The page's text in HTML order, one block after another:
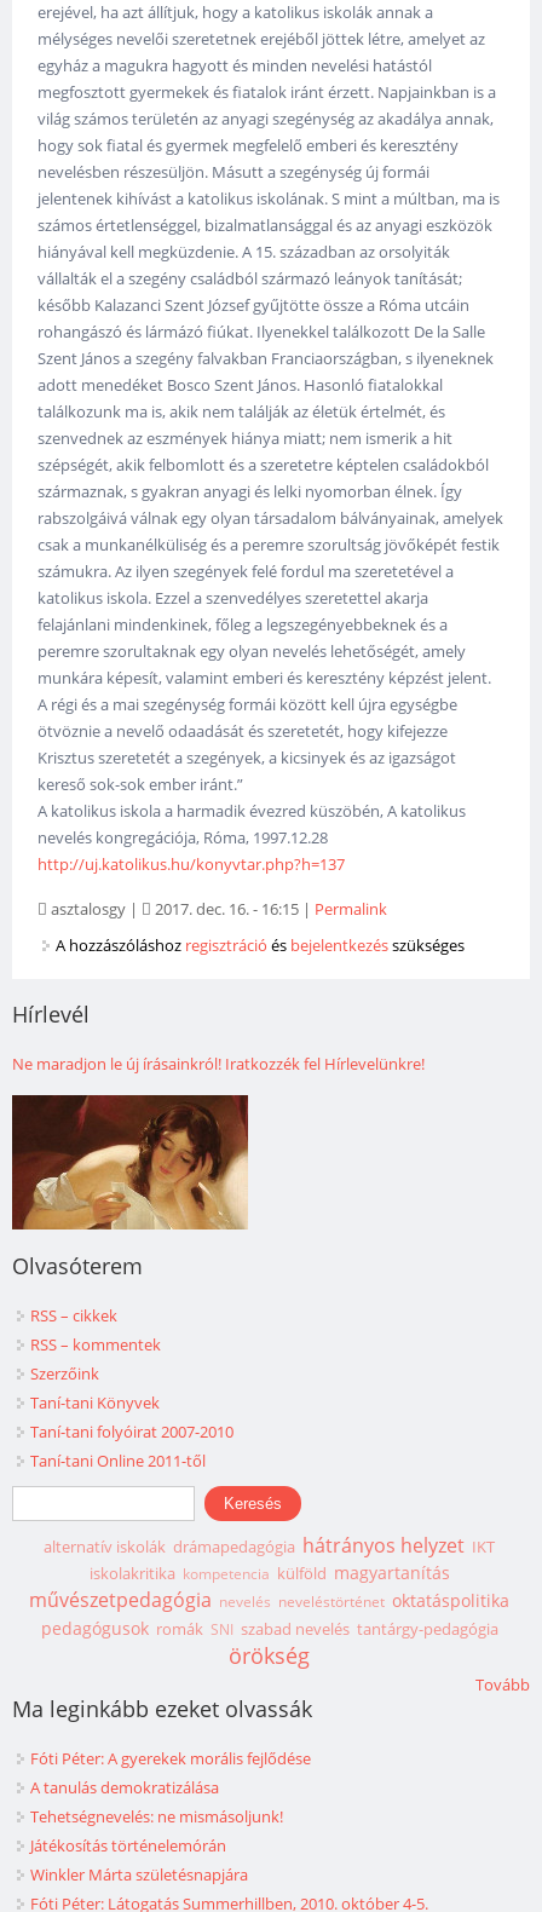
erejével, ha azt állítjuk, hogy a katolikus iskolák annak a
mélységes nevelői szeretetnek erejéből jöttek létre, amelyet az
egyház a magukra hagyott és minden nevelési hatástól
megfosztott gyermekek és fiatalok iránt érzett. Napjainkban is a
világ számos területén az anyagi szegénység az akadálya annak,
hogy sok fiatal és gyermek megfelelő emberi és keresztény
nevelésben részesüljön. Másutt a szegénység új formái
jelentenek kihívást a katolikus iskolának. S mint a múltban, ma is
számos értetlenséggel, bizalmatlansággal és az anyagi eszközök
hiányával kell megküzdenie. A 15. században az orsolyiták
vállalták el a szegény családból származó leányok tanítását;
később Kalazanci Szent József gyűjtötte össze a Róma utcáin
rohangászó és lármázó fiúkat. Ilyenekkel találkozott De la Salle
Szent János a szegény falvakban Franciaországban, s ilyeneknek
adott menedéket Bosco Szent János. Hasonló fiatalokkal
találkozunk ma is, akik nem találják az életük értelmét, és
szenvednek az eszmények hiánya miatt; nem ismerik a hit
szépségét, akik felbomlott és a szeretetre képtelen családokból
származnak, s gyakran anyagi és lelki nyomorban élnek. Így
rabszolgáivá válnak egy olyan társadalom bálványainak, amelyek
csak a munkanélküliség és a peremre szorultság jövőképét festik
számukra. Az ilyen szegények felé fordul ma szeretetével a
katolikus iskola. Ezzel a szenvedélyes szeretettel akarja
felajánlani mindenkinek, főleg a legszegényebbeknek és a
peremre szorultaknak egy olyan nevelés lehetőségét, amely
munkára képesít, valamint emberi és keresztény képzést jelent.
A régi és a mai szegénység formái között kell újra egységbe
ötvöznie a nevelő odaadását és szeretetét, hogy kifejezze
Krisztus szeretetét a szegények, a kicsinyek és az igazságot
kereső sok-sok ember iránt.”
A katolikus iskola a harmadik évezred küszöbén, A katolikus
nevelés kongregációja, Róma, 1997.12.28
http://uj.katolikus.hu/konyvtar.php?h=137
asztalosgy | 2017. dec. 16. - 16:15 | Permalink
A hozzászóláshoz regisztráció és bejelentkezésszükséges
Hírlevél
Ne maradjon le új írásainkról! Iratkozzék fel Hírlevelünkre!
Olvasóterem
RSS – cikkek
RSS – kommentek
Szerzőink
Taní-tani Könyvek
Taní-tani folyóirat 2007-2010
Taní-tani Online 2011-től
Keresés űrlap
Keresés
alternatív iskolák drámapedagógia hátrányos helyzet IKT
iskolakritika kompetencia külföld magyartanítás
művészetpedagógia nevelés neveléstörténet oktatáspolitika
pedagógusok romák SNI szabad nevelés tantárgy-pedagógia
örökség
Tovább
Ma leginkább ezeket olvassák
Fóti Péter: A gyerekek morális fejlődése
A tanulás demokratizálása
Tehetségnevelés: ne mismásoljunk!
Játékosítás történelemórán
Winkler Márta születésnapjára
Fóti Péter: Látogatás Summerhillben, 2010. október 4-5.